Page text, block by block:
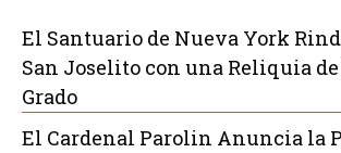
El Santuario de Nueva York
San Joselito con una Reliquia
Grado
El Cardenal Parolin Anuncia la